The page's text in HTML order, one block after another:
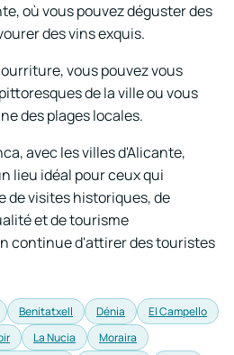
où vous pouvez déguster des
des vins exquis.
vous pouvez vous
de la ville ou vous
des plages locales.
avec les villes d'Alicante,
lieu idéal pour ceux qui
visites historiques, de
et de tourisme
continue d'attirer des touristes
Benitatxell Dénia
El Campello
La Nucia
Moraira